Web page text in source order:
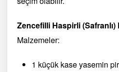
Zencefilli Haspirli (Safranlı)
Malzemeler:
1 küçük kase yasemin